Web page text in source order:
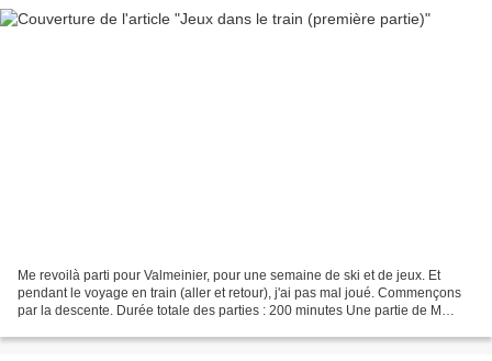
Me revoilà parti pour Valmeinier, pour une semaine de ski et de jeux. Et
pendant le voyage en train (aller et retour), j'ai pas mal joué. Commençons
par la descente. Durée totale des parties : 200 minutes Une partie de M